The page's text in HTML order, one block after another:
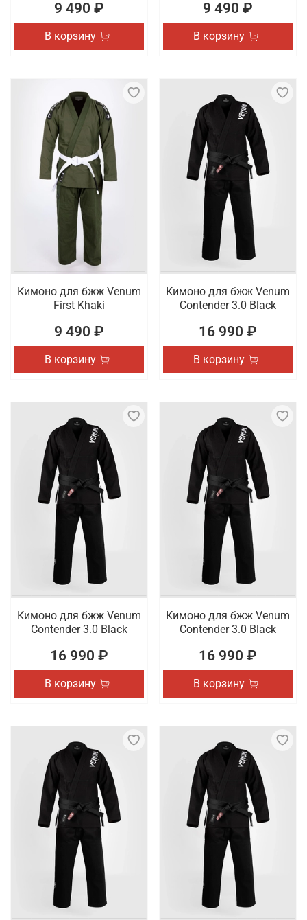
9 490 ₽
В корзину
9 490 ₽
В корзину
Кимоно для бжж Venum
First Khaki
9 490 ₽
В корзину
Кимоно для бжж Venum
Contender 3.0 Black
16 990 ₽
В корзину
Кимоно для бжж Venum
Contender 3.0 Black
16 990 ₽
В корзину
Кимоно для бжж Venum
Contender 3.0 Black
16 990 ₽
В корзину